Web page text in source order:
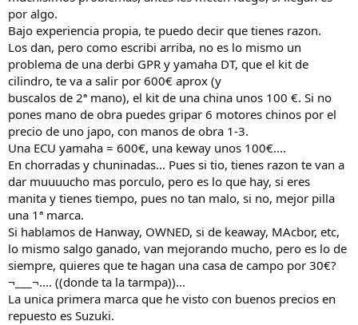
por algo.
Bajo experiencia propia, te puedo decir que tienes razon.
Los dan, pero como escribi arriba, no es lo mismo un
problema de una derbi GPR y yamaha DT, que el kit de
cilindro, te va a salir por 600€ aprox (y
buscalos de 2ª mano), el kit de una china unos 100 €. Si no
pones mano de obra puedes gripar 6 motores chinos por el
precio de uno japo, con manos de obra 1-3.
Una ECU yamaha = 600€, una keway unos 100€....
En chorradas y chuninadas... Pues si tio, tienes razon te van a
dar muuuucho mas porculo, pero es lo que hay, si eres
manita y tienes tiempo, pues no tan malo, si no, mejor pilla
una 1ª marca.
Si hablamos de Hanway, OWNED, si de keaway, MAcbor, etc,
lo mismo salgo ganado, van mejorando mucho, pero es lo de
siempre, quieres que te hagan una casa de campo por 30€?
¬___¬.... ((donde ta la tarmpa))...
La unica primera marca que he visto con buenos precios en
repuesto es Suzuki.